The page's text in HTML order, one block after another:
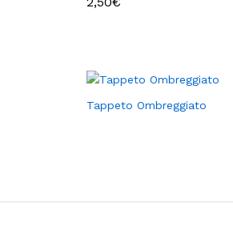
Tappeto Ombreggiato